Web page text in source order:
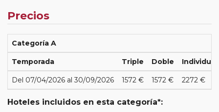
Precios
Categoría A
Temporada Triple Doble Individual
Del 07/04/2026 al 30/09/2026 1572 € 1572 € 2272 €
Hoteles incluidos en esta categoría*: